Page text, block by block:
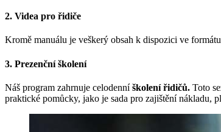
2. Videa pro řidiče
Kromě manuálu je veškerý obsah k dispozici ve
3. Prezenční školení
Náš program zahrnuje celodenníškolení řidičů. Toto
praktické pomůcky, jako je sada pro zajištění nákladu,